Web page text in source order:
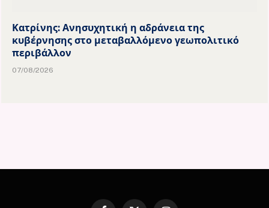
Κατρίνης: Ανησυχητική η αδράνεια της
κυβέρνησης στο μεταβαλλόμενο γεωπολιτικό
περιβάλλον
07/08/2026